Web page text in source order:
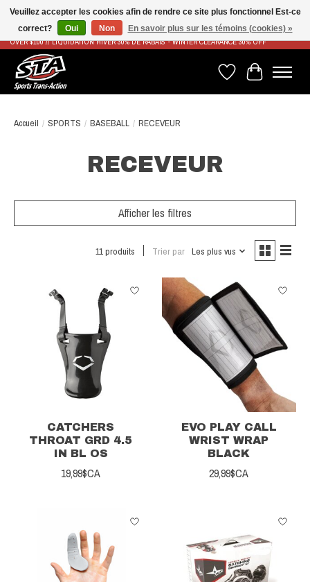
LIVRAISON RAPIDE ET GRATUITE À PARTIR DE 100$ - FAST & FREE SHIPPING ON ORDERS
OVER $100 // LIQUIDATION HIVER 30% DE RABAIS - WINTER CLEARANCE 30% OFF
Liste de souhaits
Panier
Accueil / SPORTS / BASEBALL / RECEVEUR
RECEVEUR
Afficher les filtres
11 produits Trier par Les plus vus
CATCHERS
THROAT GRD 4.5
IN BL OS
19,99$CA
EVO PLAY CALL
WRIST WRAP
BLACK
29,99$CA
Veuillez accepter les cookies afin de rendre ce site plus fonctionnel Est-ce
correct?
Oui Non En savoir plus sur les témoins (cookies) »